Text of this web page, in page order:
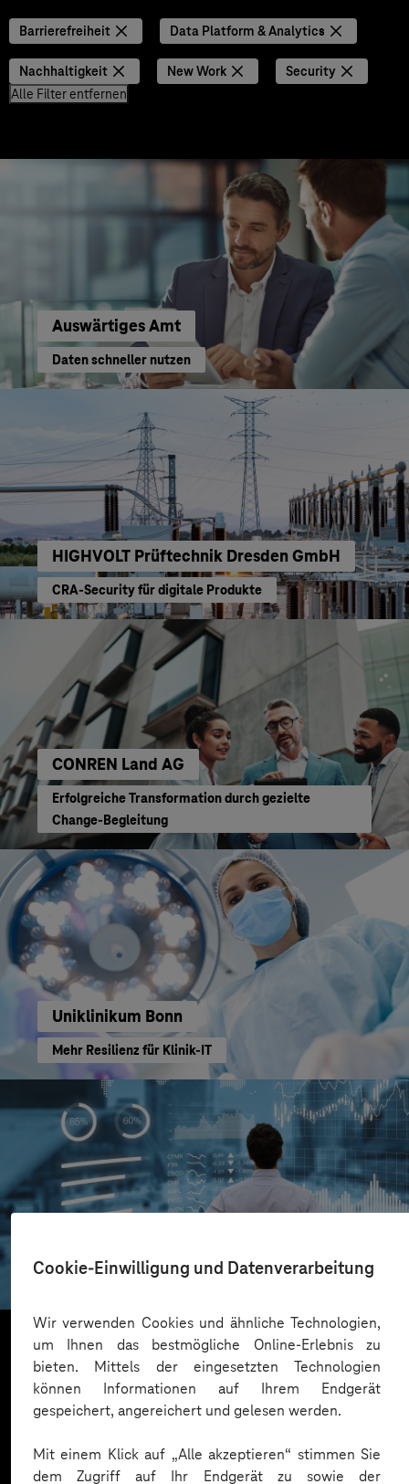
Cookie-Einwilligung und Datenverarbeitung
Wir verwenden Cookies und ähnliche Technologien,
um Ihnen das bestmögliche Online-Erlebnis zu
bieten. Mittels der eingesetzten Technologien
können Informationen auf Ihrem Endgerät
gespeichert, angereichert und gelesen werden.
Mit einem Klick auf „Alle akzeptieren“ stimmen Sie
dem Zugriff auf Ihr Endgerät zu sowie der
Barrierefreiheit Data Platform & Analytics
Nachhaltigkeit New Work
Security
Alle Filter entfernen
Auswärtiges Amt
Daten schneller nutzen
HIGHVOLT Prüftechnik Dresden GmbH
CRA-Security für digitale Produkte
CONREN Land AG
Erfolgreiche Transformation durch gezielte
Change-Begleitung
Uniklinikum Bonn
Mehr Resilienz für Klinik-IT
Transparente Marketing-Insights
Mehr laden